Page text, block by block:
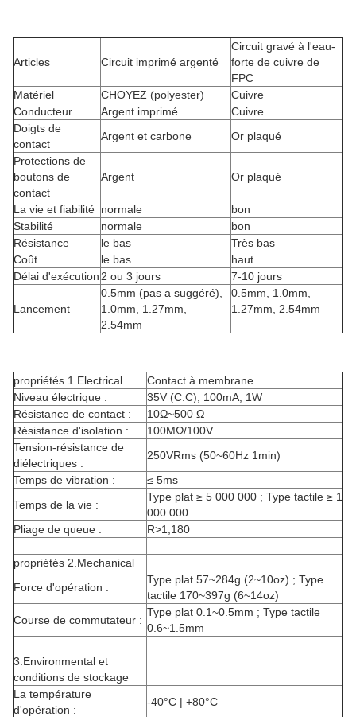
Articles Circuit imprimé argenté
Circuit gravé à l'eau-
forte de cuivre de
FPC
Matériel
CHOYEZ (polyester)
Cuivre
Conducteur
Argent imprimé
Cuivre
Doigts de
contact
Argent et carbone
Or plaqué
Protections de
boutons de
contact
Argent Or plaqué
La vie et fiabilité normale
bon
Stabilité
normale
bon
Résistance
le bas
Très bas
Coût
le bas
haut
Délai d'exécution 2 ou 3 jours 7-10 jours
Lancement
0.5mm (pas a suggéré),
1.0mm, 1.27mm,
2.54mm
0.5mm, 1.0mm,
1.27mm, 2.54mm
propriétés 1.Electrical
Contact à membrane
Niveau électrique :
35V (C.C), 100mA, 1W
Résistance de contact :
10Ω~500 Ω
Résistance d'isolation :
100MΩ/100V
Tension-résistance de
diélectriques :
250VRms (50~60Hz 1min)
Temps de vibration :
≤ 5ms
Temps de la vie :
Type plat ≥ 5 000 000 ; Type tactile ≥ 1
000 000
Pliage de queue :
R>1,180
propriétés 2.Mechanical
Force d'opération :
Type plat 57~284g (2~10oz) ; Type
tactile 170~397g (6~14oz)
Course de commutateur :
Type plat 0.1~0.5mm ; Type tactile
0.6~1.5mm
3.Environmental et
conditions de stockage
La température
d'opération :
-40°C | +80°C